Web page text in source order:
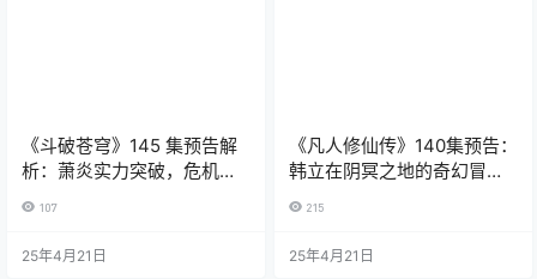
《斗破苍穹》145 集预告解
析：萧炎实力突破，危机与
挑战并存
107
25年4月21日
《凡人修仙传》140集预告：
韩立在阴冥之地的奇幻冒险
与收获
215
25年4月21日